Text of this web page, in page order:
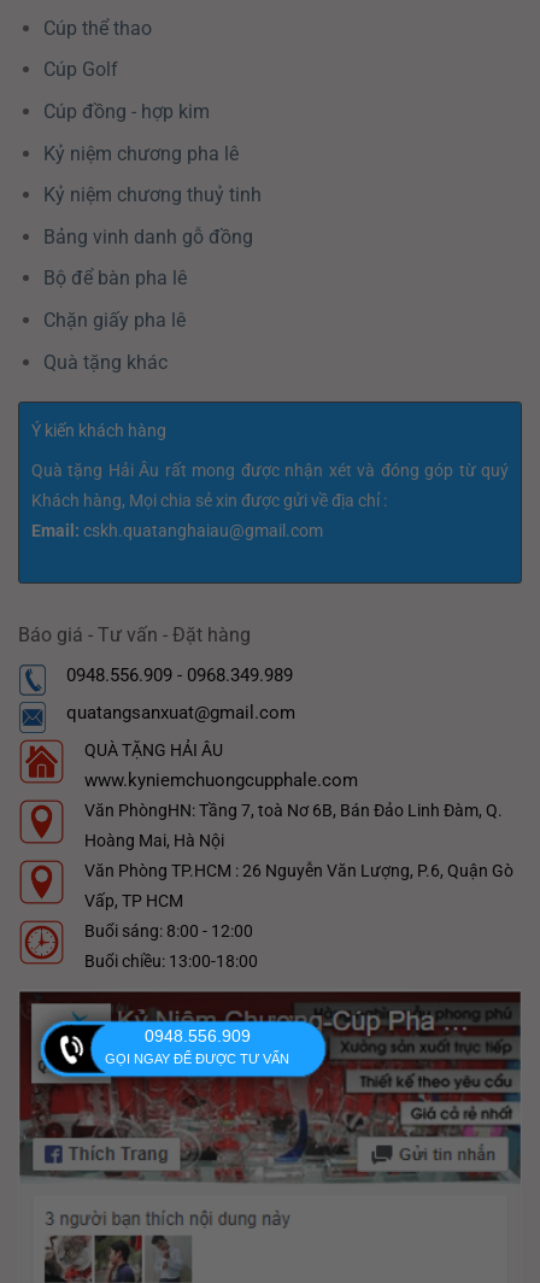
0948.556.909
GỌI NGAY ĐỂ ĐƯỢC TƯ VẤN
Cúp thể thao
Cúp Golf
Cúp đồng - hợp kim
Kỷ niệm chương pha lê
Kỷ niệm chương thuỷ tinh
Bảng vinh danh gỗ đồng
Bộ để bàn pha lê
Chặn giấy pha lê
Quà tặng khác
Ý kiến khách hàng
Quà tặng Hải Âu rất mong được nhận xét và đóng góp từ quý
Khách hàng, Mọi chia sẻ xin được gửi về địa chỉ :
Email: cskh.quatanghaiau@gmail.com
Báo giá - Tư vấn - Đặt hàng
0948.556.909 - 0968.349.989
quatangsanxuat@gmail.com
QUÀ TẶNG HẢI ÂU
www.kyniemchuongcupphale.com
Văn PhòngHN: Tầng 7, toà Nơ 6B, Bán Đảo Linh Đàm, Q.
Hoàng Mai, Hà Nội
Văn Phòng TP.HCM : 26 Nguyễn Văn Lượng, P.6, Quận Gò
Vấp, TP HCM
Buổi sáng: 8:00 - 12:00
Buổi chiều: 13:00-18:00